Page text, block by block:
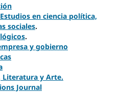
en ciencia política,
sociales.
.
y gobierno
Literatura y Arte.
Journal